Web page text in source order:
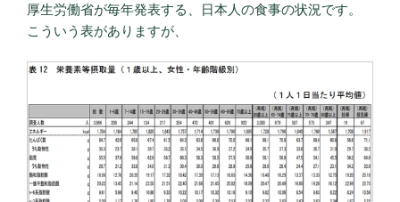
厚生労働省が毎年発表する、日本人の食事の状況です。
こういう表がありますが、